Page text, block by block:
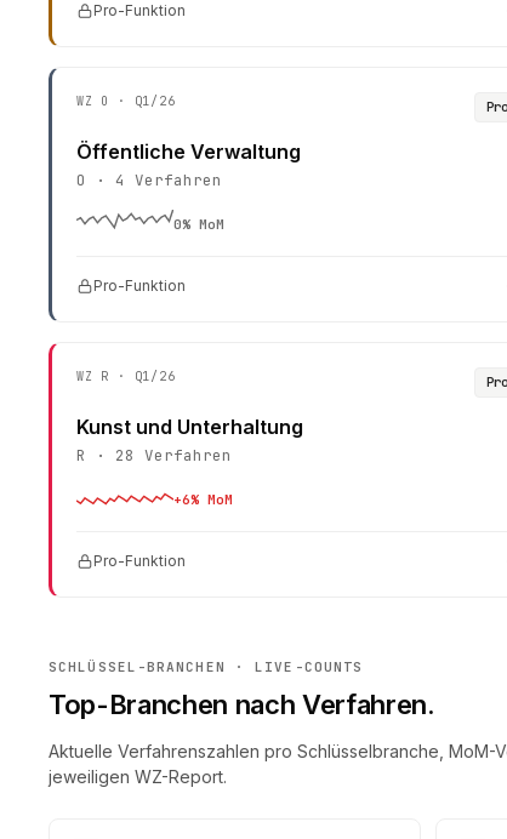
Pro-Funktion
WZ O · Q1/26 Pro
Öffentliche Verwaltung
O · 4 Verfahren
0% MoM
Pro-Funktion
WZ R · Q1/26 Pro
Kunst und Unterhaltung
R · 28 Verfahren
+6% MoM
Pro-Funktion
SCHLÜSSEL-BRANCHEN · LIVE-COUNTS
Top-Branchen nach Verfahren.
Aktuelle Verfahrenszahlen pro Schlüsselbranche,
jeweiligen WZ-Report.